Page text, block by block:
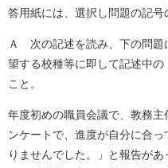
答用紙には、選択し問題の記号
Ａ 次の記述を読み、下の問題
望する校種等に即して記述中
こと。
年度初めの職員会議で、教務
ンケートで、進度が自分に合
りませんでした。」と報告が